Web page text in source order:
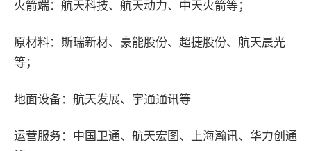
火箭端：航天科技、航天动力、中天火箭等；
原材料：斯瑞新材、豪能股份、超捷股份、航天晨光
等；
地面设备：航天发展、宇通通讯等
运营服务：中国卫通、航天宏图、上海瀚讯、华力创通